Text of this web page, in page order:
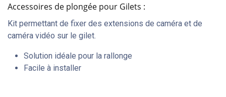
Accessoires de plongée pour Gilets :
Kit permettant de fixer des extensions de caméra et de
caméra vidéo sur le gilet.
Solution idéale pour la rallonge
Facile à installer